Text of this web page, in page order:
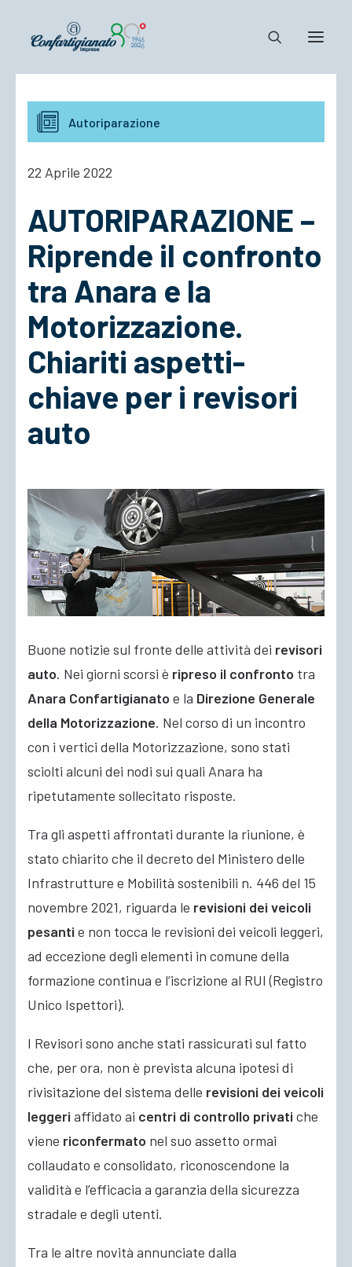
Notizie e Documenti
Confartigianato
Cosa Facciamo
ACCEDI
Autoriparazione
22 Aprile 2022
AUTORIPARAZIONE –
Riprende il confronto
tra Anara e la
Motorizzazione.
Chiariti aspetti-
chiave per i revisori
auto
Buone notizie sul fronte delle attività dei revisori
auto. Nei giorni scorsi è ripreso il confronto tra
Anara Confartigianato e la Direzione Generale
della Motorizzazione. Nel corso di un incontro
con i vertici della Motorizzazione, sono stati
sciolti alcuni dei nodi sui quali Anara ha
ripetutamente sollecitato risposte.
Tra gli aspetti affrontati durante la riunione, è
stato chiarito che il decreto del Ministero delle
Infrastrutture e Mobilità sostenibili n. 446 del 15
novembre 2021, riguarda le revisioni dei veicoli
pesanti e non tocca le revisioni dei veicoli leggeri,
ad eccezione degli elementi in comune della
formazione continua e l’iscrizione al RUI (Registro
Unico Ispettori).
I Revisori sono anche stati rassicurati sul fatto
che, per ora, non è prevista alcuna ipotesi di
rivisitazione del sistema delle revisioni dei veicoli
leggeri affidato ai centri di controllo privati che
viene riconfermato nel suo assetto ormai
collaudato e consolidato, riconoscendone la
validità e l’efficacia a garanzia della sicurezza
stradale e degli utenti.
Tra le altre novità annunciate dalla